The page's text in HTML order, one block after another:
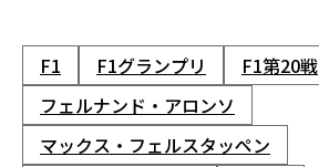
F1 F1グランプリ F1第20戦
フェルナンド・アロンソ
マックス・フェルスタッペン